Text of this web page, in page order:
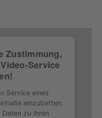
Zustimmung,
Service
Service eines
einzubetten.
Daten zu Ihren